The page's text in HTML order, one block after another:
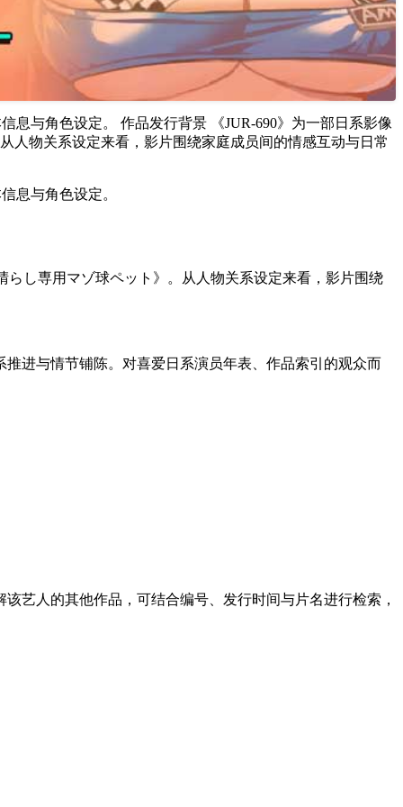
息与角色设定。 作品发行背景 《JUR-690》为一部日系影像
人物关系设定来看，影片围绕家庭成员间的情感互动与日常
息与角色设定。
し専用マゾ球ペット》。从人物关系设定来看，影片围绕
进与情节铺陈。对喜爱日系演员年表、作品索引的观众而
艺人的其他作品，可结合编号、发行时间与片名进行检索，